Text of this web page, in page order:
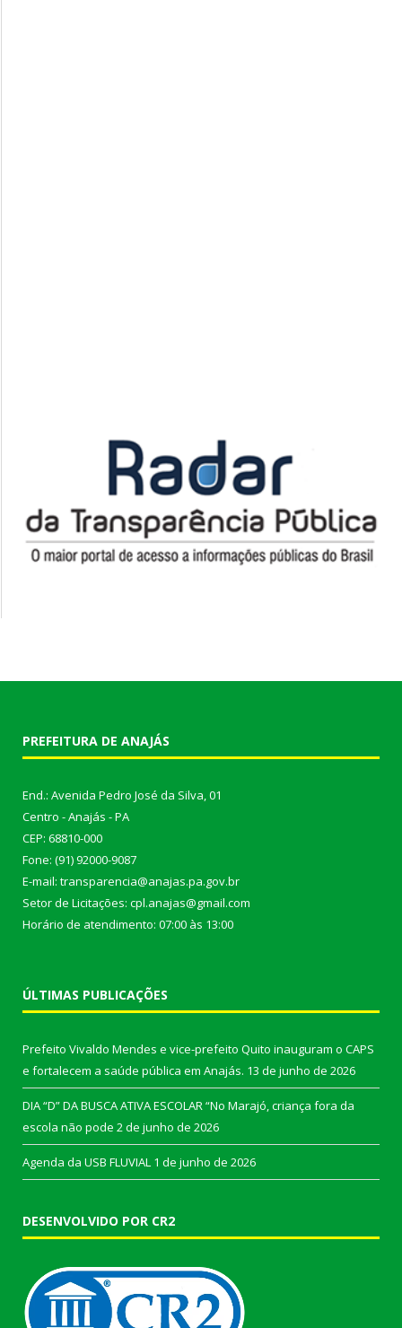
PREFEITURA DE ANAJÁS
End.: Avenida Pedro José da Silva, 01
Centro - Anajás - PA
CEP: 68810-000
Fone: (91) 92000-9087
E-mail: transparencia@anajas.pa.gov.br
Setor de Licitações: cpl.anajas@gmail.com
Horário de atendimento: 07:00 às 13:00
ÚLTIMAS PUBLICAÇÕES
Prefeito Vivaldo Mendes e vice-prefeito Quito inauguram o CAPS
e fortalecem a saúde pública em Anajás. 13 de junho de 2026
DIA “D” DA BUSCA ATIVA ESCOLAR “No Marajó, criança fora da
escola não pode 2 de junho de 2026
Agenda da USB FLUVIAL 1 de junho de 2026
DESENVOLVIDO POR CR2